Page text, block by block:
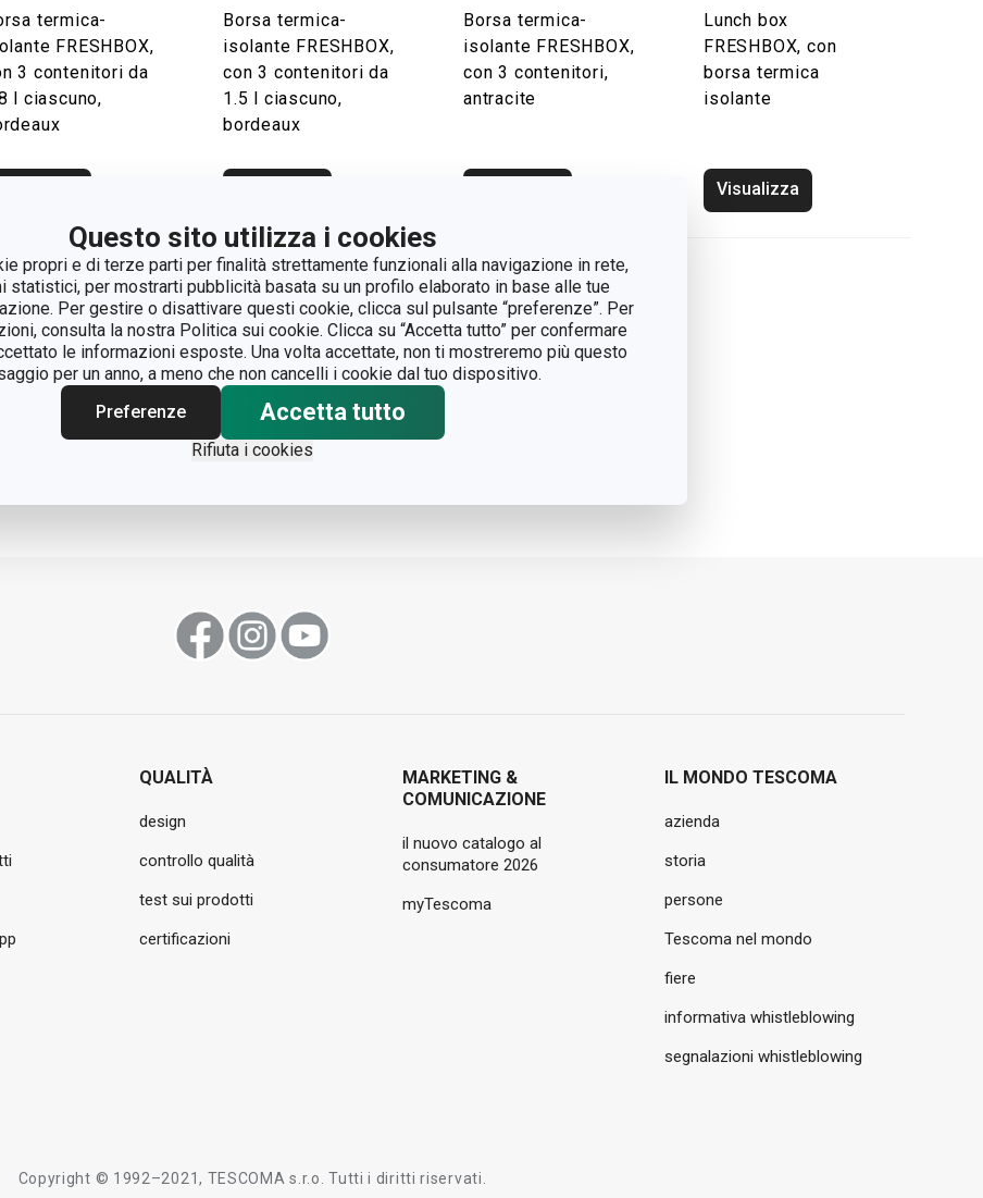
Questo sito utilizza i cookies
propri e di terze parti per finalità strettamente funzionali alla navigazione in rete,
statistici, per mostrarti pubblicità basata su un profilo elaborato in base alle tue
Per gestire o disattivare questi cookie, clicca sul pulsante “preferenze”. Per
consulta la nostra Politica sui cookie. Clicca su “Accetta tutto” per confermare
le informazioni esposte. Una volta accettate, non ti mostreremo più questo
per un anno, a meno che non cancelli i cookie dal tuo dispositivo.
Preferenze
Accetta tutto
Rifiuta i cookies
termica-
FRESHBOX,
3 contenitori da
l ciascuno,
Borsa termica-
isolante FRESHBOX,
con 3 contenitori da
1.5 l ciascuno,
bordeaux
Borsa termica-
isolante FRESHBOX,
con 3 contenitori,
antracite
Lunch box
FRESHBOX, con
borsa termica
isolante
Visualizza
QUALITÀ
design
controllo qualità
test sui prodotti
certificazioni
MARKETING &
COMUNICAZIONE
il nuovo catalogo al
consumatore 2026
myTescoma
IL MONDO TESCOMA
azienda
storia
persone
Tescoma nel mondo
fiere
informativa whistleblowing
segnalazioni whistleblowing
Copyright © 1992–2021, TESCOMA s.r.o. Tutti i diritti riservati.